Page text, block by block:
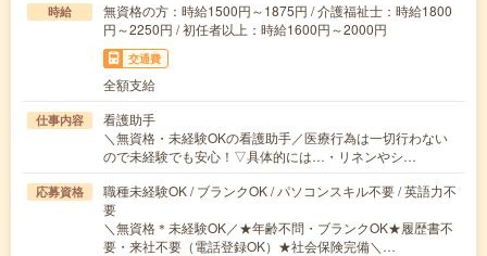
時給
無資格の方：時給1500円～1875円 / 介護福祉士：時給1800
円～2250円 / 初任者以上：時給1600円～2000円
交通費
全額支給
仕事内容
看護助手
＼無資格・未経験OKの看護助手／医療行為は一切行わない
ので未経験でも安心！▽具体的には…・リネンやシ…
応募資格
職種未経験OK / ブランクOK / パソコンスキル不要 / 英語力不
要
＼無資格＊未経験OK／★年齢不問・ブランクOK★履歴書不
要・来社不要（電話登録OK）★社会保険完備＼…